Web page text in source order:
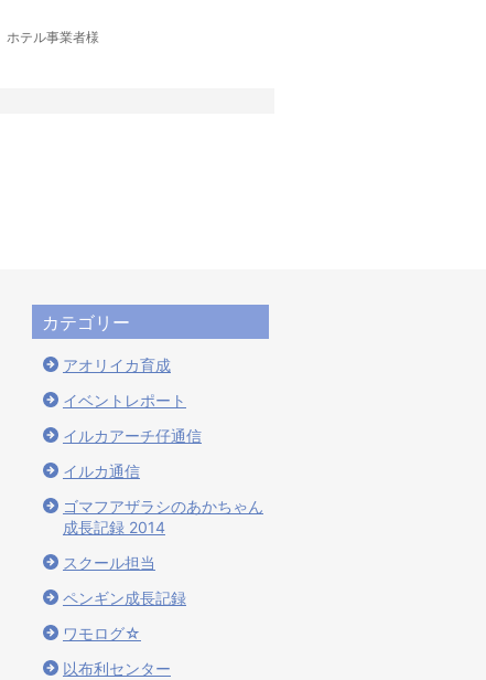
ホテル事業者様
カテゴリー
アオリイカ育成
イベントレポート
イルカアーチ仔通信
イルカ通信
ゴマフアザラシのあかちゃん
成長記録 2014
スクール担当
ペンギン成長記録
ワモログ☆
以布利センター